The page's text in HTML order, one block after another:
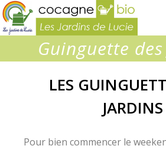
de
Guinguette
LES
JARDINS
Pour bien commencer le